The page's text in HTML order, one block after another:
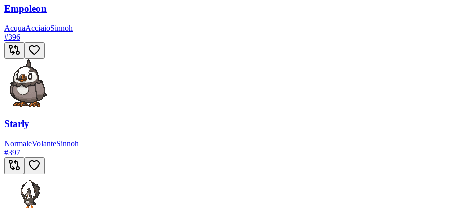
Empoleon
AcquaAcciaioSinnoh
#396
Starly
NormaleVolanteSinnoh
#397